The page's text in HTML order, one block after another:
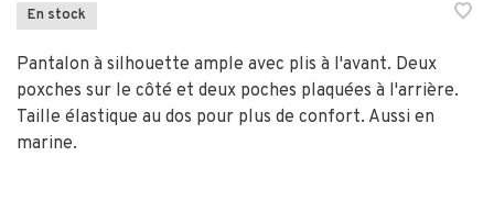
En stock
Pantalon à silhouette ample avec plis à l'avant. Deux
poxches sur le côté et deux poches plaquées à l'arrière.
Taille élastique au dos pour plus de confort. Aussi en
marine.